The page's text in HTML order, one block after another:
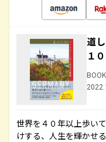
道
１
世界を４０年以上歩い
けする、人生を輝かせ